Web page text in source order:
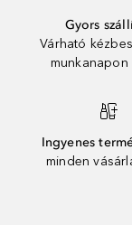
Gyors
Várható
munkanapon
Ingyenes
minden